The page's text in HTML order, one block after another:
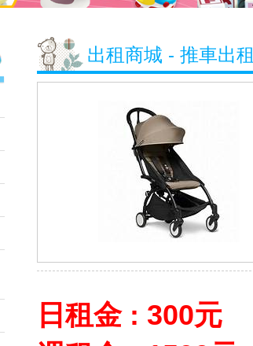
出租商城 - 推車出租
日租金 : 300元